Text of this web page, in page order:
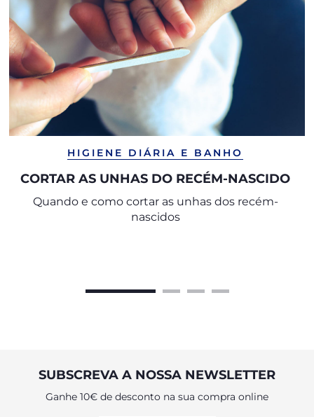
HIGIENE DIÁRIA E BANHO
CORTAR AS UNHAS DO RECÉM-NASCIDO
Quando e como cortar as unhas dos recém-
nascidos
SUBSCREVA A NOSSA NEWSLETTER
Ganhe 10€ de desconto na sua compra online